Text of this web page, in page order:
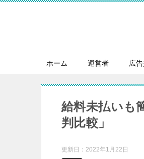
ホーム 運営者 広
給料未払いも
判比較」
更新日： 2022年1月22日